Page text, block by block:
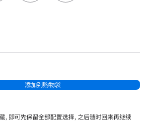
添加到购物袋
，即可先保留全部配置选择，之后随时回来再继续